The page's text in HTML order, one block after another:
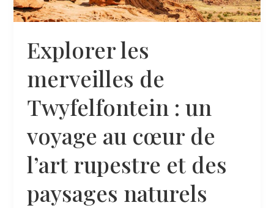
Explorer les
merveilles de
Twyfelfontein : un
voyage au cœur de
l’art rupestre et des
paysages naturels